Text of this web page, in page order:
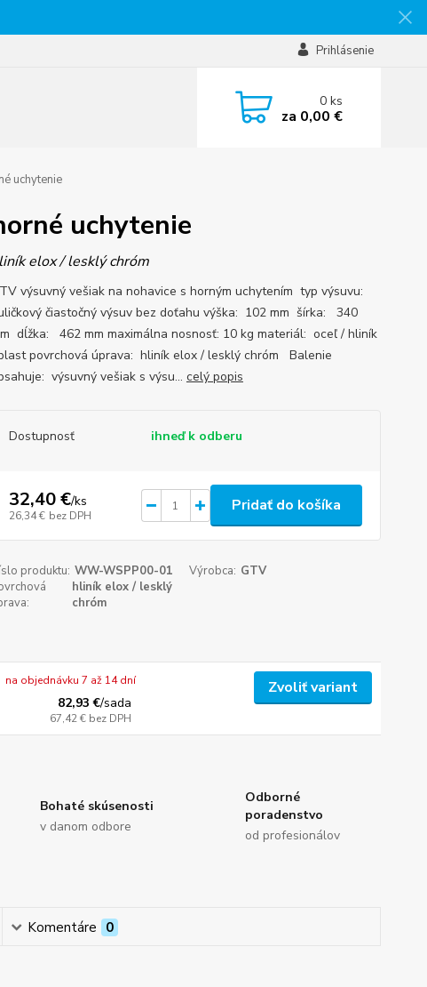
Prihlásenie
0ks
za 0,00 €
uchytenie
uchytenie
elox / lesklý chróm
výsuvný vešiak na nohavice s horným uchytením typ výsuvu:
čiastočný výsuv bez doťahu výška: 102 mm šírka: 340
dĺžka: 462 mm maximálna nosnosť: 10 kg materiál: oceľ / hliník
povrchová úprava: hliník elox / lesklý chróm Balenie
výsuvný vešiak s výsu... celý popis
Dostupnosť ihneď k odberu
32,40 €/ks
26,34 € bez DPH
Pridať do košíka
produktu: WW-WSPP00-01 Výrobca: GTV
hliník elox / lesklý
chróm
82,93 €/sada
67,42 € bez DPH
na objednávku 7 až 14 dní Zvoliť variant
Bohaté skúsenosti
v danom odbore
Odborné
poradenstvo
od profesionálov
Komentáre 0